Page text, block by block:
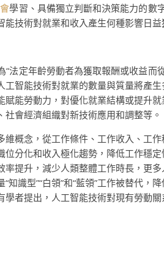
學習、具備獨立判斷和決策能力的數
技術對就業和收入產生何種影響日益
法定年齡勞動者為獲取報酬或收益
智能技術對就業的數量與質量將產
能勞動力，對優化就業結構或提升
會經濟組織對新技術應用和調整等。
概念，從工作條件、工作收入、工
分化和收入極化趨勢，降低工作穩
提升，減少人類整體工作時長，更
知識型”“白領”和“藍領”工作被替代
者提出，人工智能技術對現有勞動